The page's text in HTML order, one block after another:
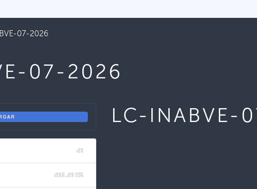
07-2026
07-2026
41
418.41 KB
LC-INABVE-